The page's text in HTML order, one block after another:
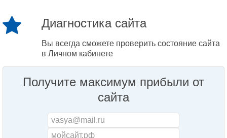
Диагностика сайта
Вы всегда сможете проверить состояние сайта
в Личном кабинете
Получите максимум прибыли от
сайта